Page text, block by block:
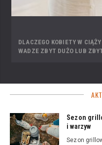
DLACZEGO KOBIETY W
WADZE ZBYT DUŻO LUB
Sezon
i warzyw
Sezon